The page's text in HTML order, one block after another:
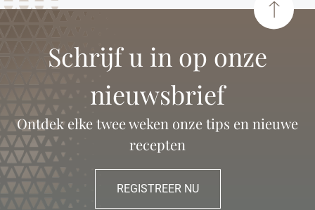
Schrijf u in op onze
nieuwsbrief
Ontdek elke twee weken onze tips en nieuwe
recepten
REGISTREER NU